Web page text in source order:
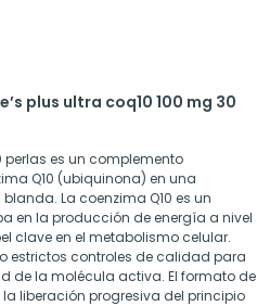
plus ultra coq10 100 mg 30
perlas es un complemento
Q10 (ubiquinona) en una
La coenzima Q10 es un
en la producción de energía a nivel
clave en el metabolismo celular.
estrictos controles de calidad para
de la molécula activa. El formato de
liberación progresiva del principio